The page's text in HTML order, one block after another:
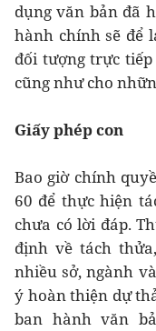
dụng văn bản đã
hành chính sẽ để
đối tượng trực
cũng như cho
Giấy phép con
Bao giờ chính
60 để thực hiện
chưa có lời đáp.
định về tách
nhiều sở, ngành
ý hoàn thiện dự
ban hành văn